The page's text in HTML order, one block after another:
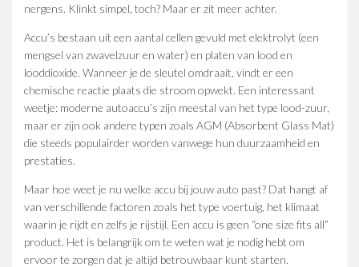
nergens. Klinkt simpel, toch? Maar er zit meer achter.
Accu’s bestaan uit een aantal cellen gevuld met elektrolyt (een
mengsel van zwavelzuur en water) en platen van lood en
looddioxide. Wanneer je de sleutel omdraait, vindt er een
chemische reactie plaats die stroom opwekt. Een interessant
weetje: moderne autoaccu’s zijn meestal van het type lood-zuur,
maar er zijn ook andere typen zoals AGM (Absorbent Glass Mat)
die steeds populairder worden vanwege hun duurzaamheid en
prestaties.
Maar hoe weet je nu welke accu bij jouw auto past? Dat hangt af
van verschillende factoren zoals het type voertuig, het klimaat
waarin je rijdt en zelfs je rijstijl. Een accu is geen “one size fits all”
product. Het is belangrijk om te weten wat je nodig hebt om
ervoor te zorgen dat je altijd betrouwbaar kunt starten.